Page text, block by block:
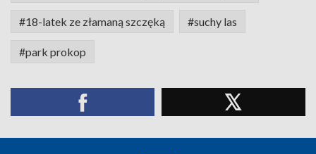
#18-latek ze złamaną szczęką #suchy las
#park prokop